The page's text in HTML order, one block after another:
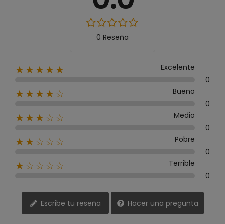
0 Reseña
★★★★★
Excelente
0
★★★★☆
Bueno
0
★★★☆☆
Medio
0
★★☆☆☆
Pobre
0
★☆☆☆☆
Terrible
0
Escribe tu reseña Hacer una pregunta